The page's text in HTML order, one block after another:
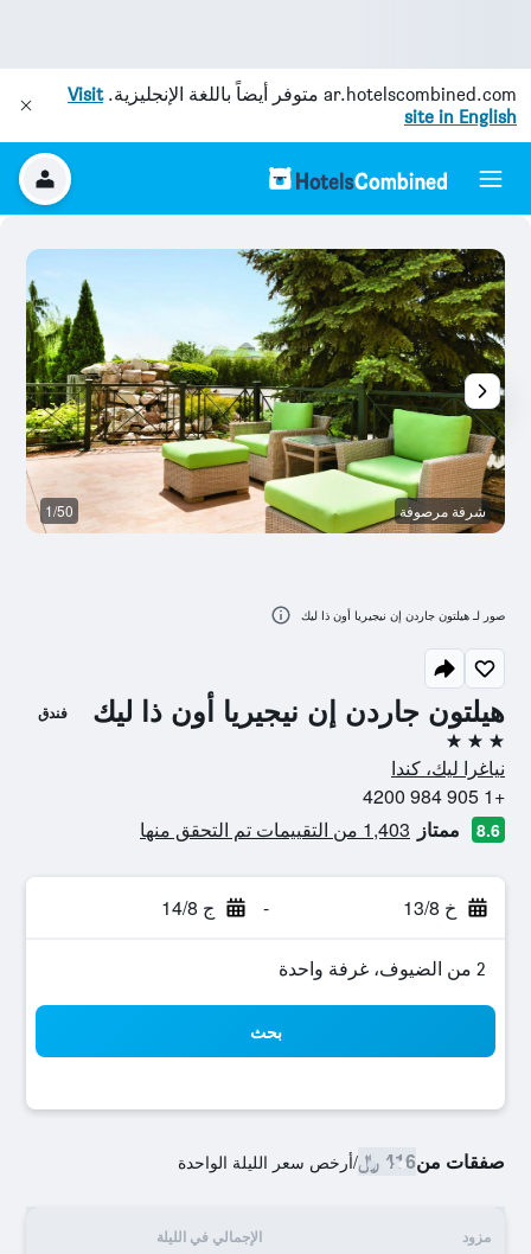
ar.hotelscombined.com متوفر أيضاً باللغة الإنجليزية.Visit
site in English
هيلتون جاردن إن نيجيريا أون ذا ليك فندق
3 نجوم
نياغرا ليك، كندا
+1 905 984 4200
8.6 ممتاز 1,403 من التقييمات تم التحقق منها
خ 13/8 - ج 14/8
2 من الضيوف، غرفة واحدة
بحث
صفقات من416 ﷼ /أرخص سعر الليلة الواحدة
مزود الإجمالي في الليلة
شرفة مرصوفة 1/50
صور لـ هيلتون جاردن إن نيجيريا أون ذا ليك